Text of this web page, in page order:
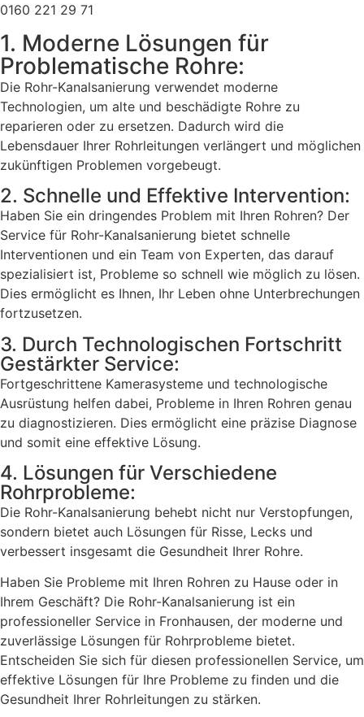
0160 221 29 71
1. Moderne Lösungen für
Problematische Rohre:
Die Rohr-Kanalsanierung verwendet moderne
Technologien, um alte und beschädigte Rohre zu
reparieren oder zu ersetzen. Dadurch wird die
Lebensdauer Ihrer Rohrleitungen verlängert und möglichen
zukünftigen Problemen vorgebeugt.
2. Schnelle und Effektive Intervention:
Haben Sie ein dringendes Problem mit Ihren Rohren? Der
Service für Rohr-Kanalsanierung bietet schnelle
Interventionen und ein Team von Experten, das darauf
spezialisiert ist, Probleme so schnell wie möglich zu lösen.
Dies ermöglicht es Ihnen, Ihr Leben ohne Unterbrechungen
fortzusetzen.
3. Durch Technologischen Fortschritt
Gestärkter Service:
Fortgeschrittene Kamerasysteme und technologische
Ausrüstung helfen dabei, Probleme in Ihren Rohren genau
zu diagnostizieren. Dies ermöglicht eine präzise Diagnose
und somit eine effektive Lösung.
4. Lösungen für Verschiedene
Rohrprobleme:
Die Rohr-Kanalsanierung behebt nicht nur Verstopfungen,
sondern bietet auch Lösungen für Risse, Lecks und
verbessert insgesamt die Gesundheit Ihrer Rohre.
Haben Sie Probleme mit Ihren Rohren zu Hause oder in
Ihrem Geschäft? Die Rohr-Kanalsanierung ist ein
professioneller Service in Fronhausen, der moderne und
zuverlässige Lösungen für Rohrprobleme bietet.
Entscheiden Sie sich für diesen professionellen Service, um
effektive Lösungen für Ihre Probleme zu finden und die
Gesundheit Ihrer Rohrleitungen zu stärken.